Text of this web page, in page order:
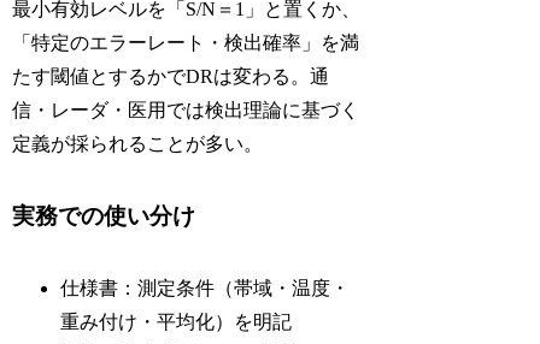
最小有効レベルを「S/N＝1」と置くか、
「特定のエラーレート・検出確率」を満
たす閾値とするかでDRは変わる。通
信・レーダ・医用では検出理論に基づく
定義が採られることが多い。
実務での使い分け
仕様書：測定条件（帯域・温度・
重み付け・平均化）を明記